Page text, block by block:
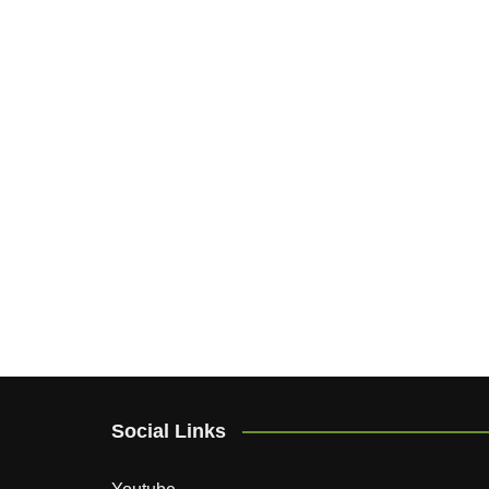
Social Links